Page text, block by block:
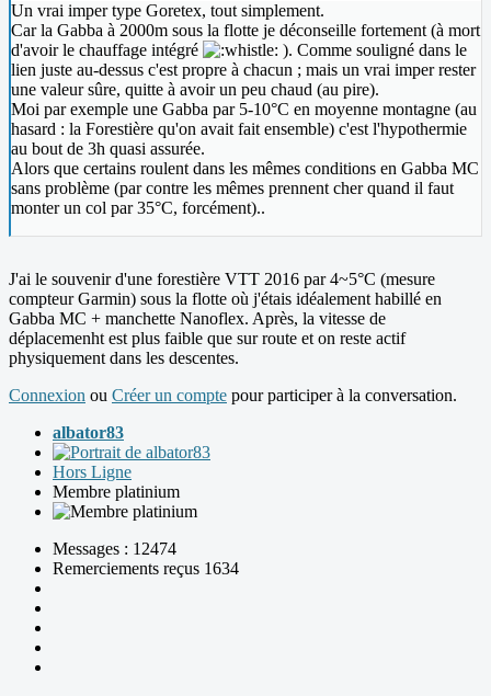
Un vrai imper type Goretex, tout simplement.
Car la Gabba à 2000m sous la flotte je déconseille fortement (à mort
d'avoir le chauffage intégré
). Comme souligné dans le
lien juste au-dessus c'est propre à chacun ; mais un vrai imper rester
une valeur sûre, quitte à avoir un peu chaud (au pire).
Moi par exemple une Gabba par 5-10°C en moyenne montagne (au
hasard : la Forestière qu'on avait fait ensemble) c'est l'hypothermie
au bout de 3h quasi assurée.
Alors que certains roulent dans les mêmes conditions en Gabba MC
sans problème (par contre les mêmes prennent cher quand il faut
monter un col par 35°C, forcément)..
J'ai le souvenir d'une forestière VTT 2016 par 4~5°C (mesure
compteur Garmin) sous la flotte où j'étais idéalement habillé en
Gabba MC + manchette Nanoflex. Après, la vitesse de
déplacemenht est plus faible que sur route et on reste actif
physiquement dans les descentes.
Connexion ou Créer un compte pour participer à la conversation.
albator83
Hors Ligne
Membre platinium
Messages : 12474
Remerciements reçus 1634